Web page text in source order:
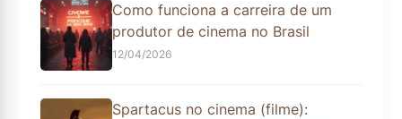
Como funciona a carreira de um
produtor de cinema no Brasil
12/04/2026
Spartacus no cinema (filme):